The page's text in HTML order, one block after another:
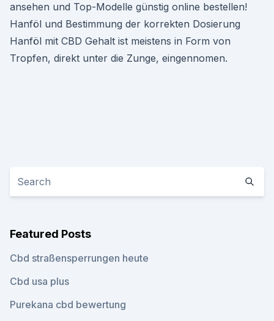
ansehen und Top-Modelle günstig online bestellen!
Hanföl und Bestimmung der korrekten Dosierung
Hanföl mit CBD Gehalt ist meistens in Form von
Tropfen, direkt unter die Zunge, eingennomen.
Featured Posts
Cbd straßensperrungen heute
Cbd usa plus
Purekana cbd bewertung